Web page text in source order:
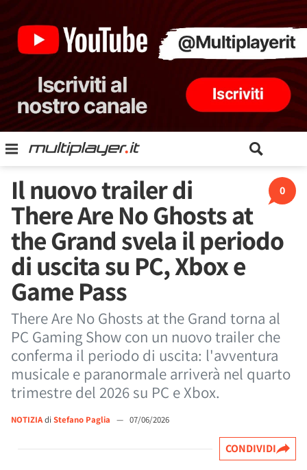
0
Il nuovo trailer di
There Are No Ghosts at
the Grand svela il periodo
di uscita su PC, Xbox e
Game Pass
There Are No Ghosts at the Grand torna al
PC Gaming Show con un nuovo trailer che
conferma il periodo di uscita: l'avventura
musicale e paranormale arriverà nel quarto
trimestre del 2026 su PC e Xbox.
NOTIZIAdi Stefano Paglia — 07/06/2026
CONDIVIDI